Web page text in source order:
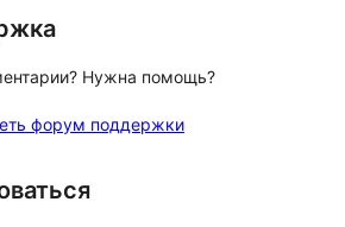
Нужна помощь?
форум поддержки